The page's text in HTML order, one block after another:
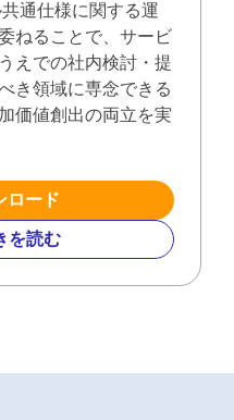
通仕様に関する運
ねることで、サービ
えでの社内検討・提
き領域に専念できる
価値創出の両立を実
ロード
を読む